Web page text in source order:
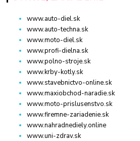
www.auto-diel.sk
www.auto-techna.sk
www.moto-diel.sk
www.profi-dielna.sk
www.polno-stroje.sk
www.krby-kotly.sk
www.stavebnictvo-online.sk
www.maxiobchod-naradie.sk
www.moto-prislusenstvo.sk
www.firemne-zariadenie.sk
www.nahradnediely.online
www.uni-zdrav.sk